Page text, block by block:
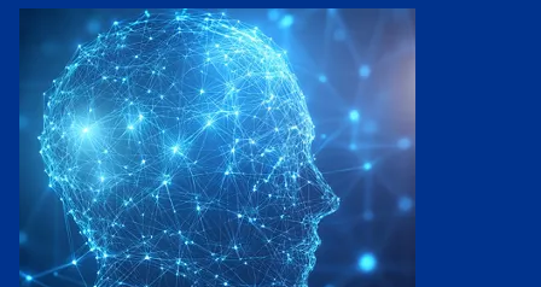
a
n
e
w
t
a
b
a
n
e
w
t
a
b